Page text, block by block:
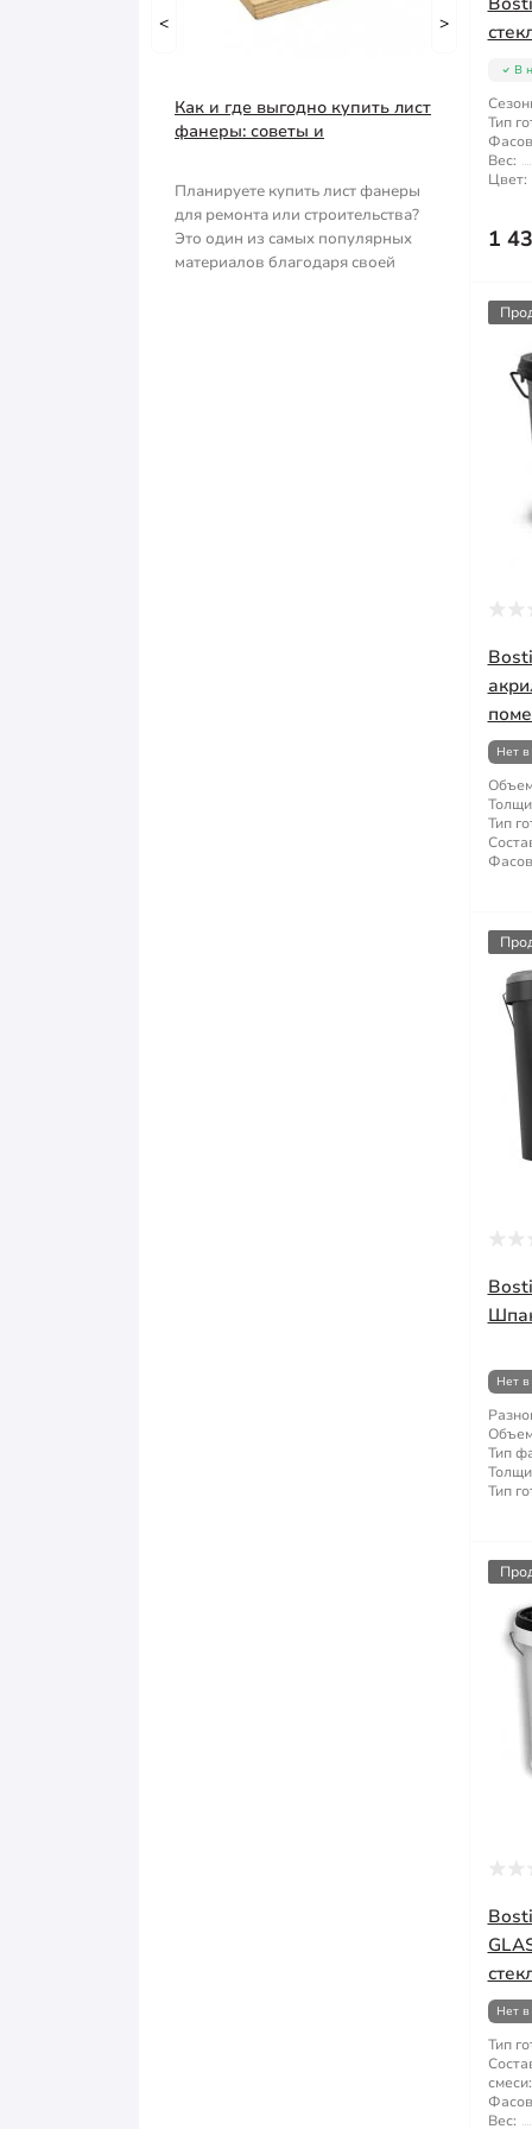
Полипропиленовый мешок
Сетка абразивная
Строительный скотч
Губки для шлифования
Кельма
Емкость строительная
Тачка строительная
Как и где выгодно купить лист
фанеры: советы и
Планируете купить лист фанеры
для ремонта или строительства?
Это один из самых популярных
материалов благодаря своей
< >
В
Тип
Вес:
Цвет:
1
Нет
Тип
Нет
Тип
Тип
Нет
Тип
смеси:
Вес: